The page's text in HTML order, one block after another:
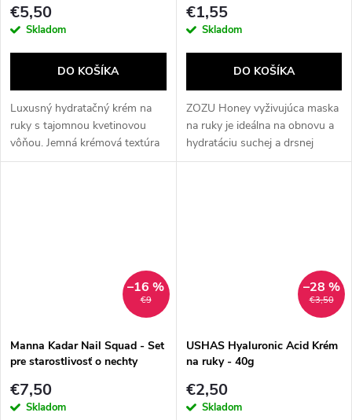
€5,50
Skladom
DO KOŠÍKA
Luxusný hydratačný krém na
ruky s tajomnou kvetinovou
vôňou. Jemná krémová textúra
sa pri kontakte s pokožkou
€1,55
Skladom
DO KOŠÍKA
ZOZU Honey vyživujúca maska
na ruky je ideálna na obnovu a
hydratáciu suchej a drsnej
pokožky rúk. Obsahuje prírodný
€9
–16 %
Manna Kadar Nail Squad - Set
pre starostlivosť o nechty
€7,50
Skladom
€3,50
–28 %
USHAS Hyaluronic Acid Krém
na ruky - 40g
€2,50
Skladom